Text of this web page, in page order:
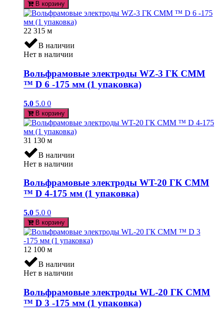
В корзину
22 315 м
В наличии
Нет в наличии
Вольфрамовые электроды WZ-3 ГК СММ
™ D 6 -175 мм (1 упаковка)
5.0 5.0 0
В корзину
31 130 м
В наличии
Нет в наличии
Вольфрамовые электроды WT-20 ГК СММ
™ D 4-175 мм (1 упаковка)
5.0 5.0 0
В корзину
12 100 м
В наличии
Нет в наличии
Вольфрамовые электроды WL-20 ГК СММ
™ D 3 -175 мм (1 упаковка)